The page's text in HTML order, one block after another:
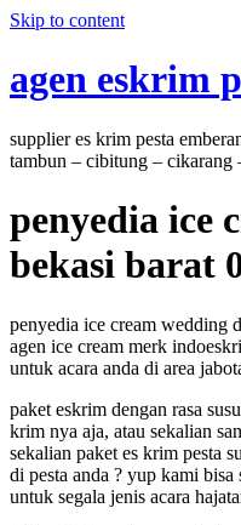
Skip to content
agen eskrim
supplier es krim pesta
tambun – cibitung – cikarang
penyedia ice
bekasi barat
penyedia ice cream wedding
agen ice cream merk
untuk acara anda di area
paket eskrim dengan rasa
krim nya aja, atau sekalian
sekalian paket es krim pesta
di pesta anda ? yup kami
untuk segala jenis acara